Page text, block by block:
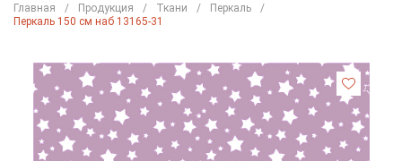
Главная Продукция Ткани
Перкаль
Перкаль 150 см наб 13165-31